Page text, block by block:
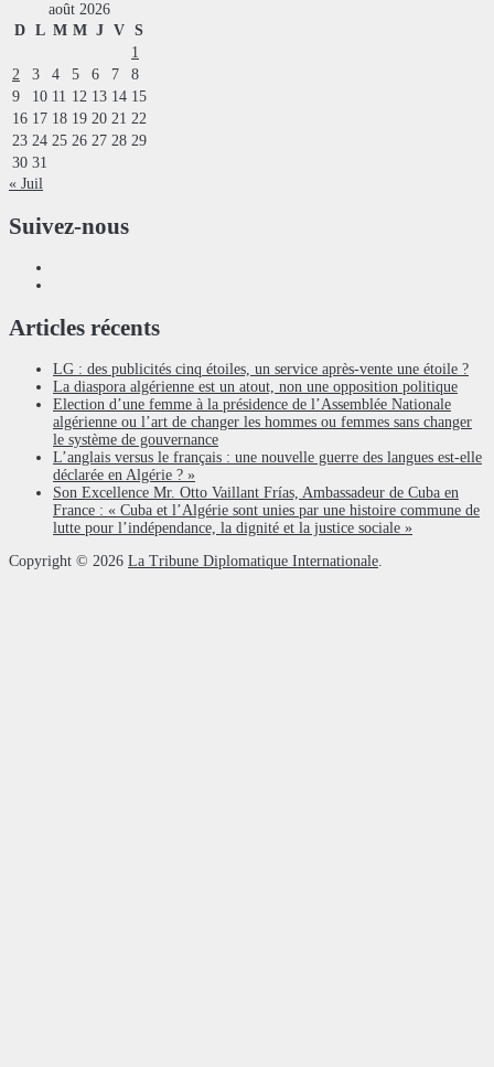
août 2026
D L M M J V S
1
2
3 4 5 6 7
8
9
10 11 12 13 14 15
16 17 18 19 20 21 22
23 24 25 26 27 28 29
30 31
« Juil
Suivez-nous
Articles récents
LG : des publicités cinq étoiles, un service après-vente une étoile ?
La diaspora algérienne est un atout, non une opposition politique
Election d’une femme à la présidence de l’Assemblée Nationale
algérienne ou l’art de changer les hommes ou femmes sans changer
le système de gouvernance
L’anglais versus le français : une nouvelle guerre des langues est-elle
déclarée en Algérie ? »
Son Excellence Mr. Otto Vaillant Frías, Ambassadeur de Cuba en
France : « Cuba et l’Algérie sont unies par une histoire commune de
lutte pour l’indépendance, la dignité et la justice sociale »
Copyright © 2026 La Tribune Diplomatique Internationale